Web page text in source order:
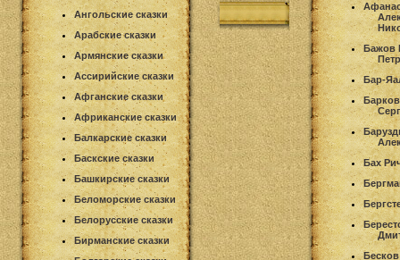
Ангольские сказки
Арабские сказки
Армянские сказки
Ассирийские сказки
Афганские сказки
Африканские сказки
Балкарские сказки
Баскские сказки
Башкирские сказки
Беломорские сказки
Белорусские сказки
Бирманские сказки
Бажов
Бар-
Бах